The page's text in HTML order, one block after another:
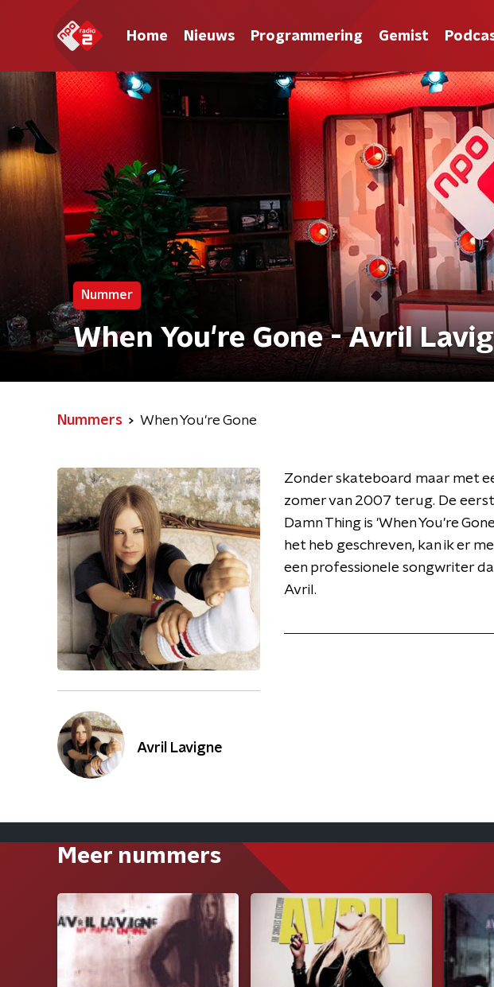
Home Nieuws Programmering Gemist
Nummer
When You're Gone - Avril
Nummers When You're Gone
Avril Lavigne
Zonder skateboard maar met
zomer van 2007 terug. De
Damn Thing is 'When You're
het heb geschreven, kan ik er
een professionele songwriter
Avril.
Meer nummers